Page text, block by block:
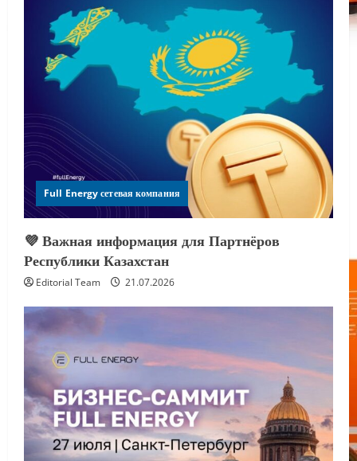
Full Energy сетевая компания
💜 Важная информация для Партнёров
Республики Казахстан
Editorial Team 21.07.2026